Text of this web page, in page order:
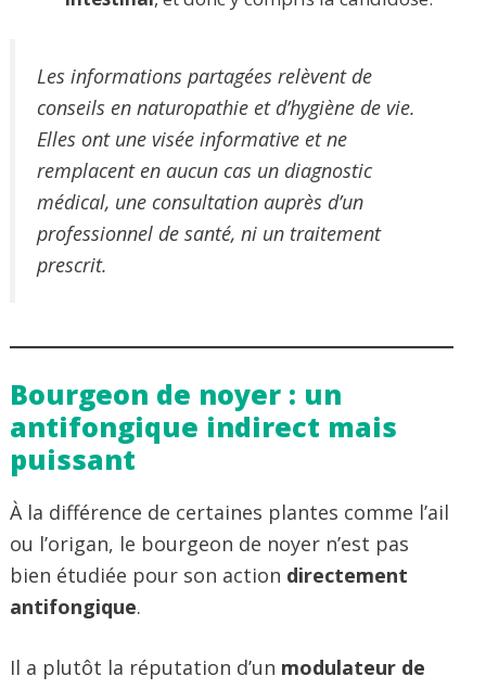
Les informations partagées relèvent de
conseils en naturopathie et d’hygiène de vie.
Elles ont une visée informative et ne
remplacent en aucun cas un diagnostic
médical, une consultation auprès d’un
professionnel de santé, ni un traitement
prescrit.
Bourgeon de noyer : un
antifongique indirect mais
puissant
À la différence de certaines plantes comme l’ail
ou l’origan, le bourgeon de noyer n’est pas
bien étudiée pour son action directement
antifongique.
Il a plutôt la réputation d’un modulateur de